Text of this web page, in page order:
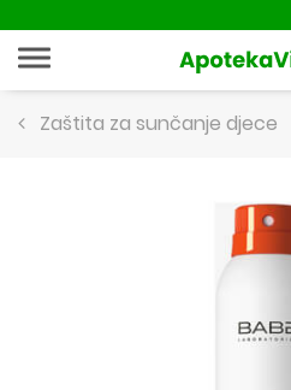
Zaštita za sunčanje djece